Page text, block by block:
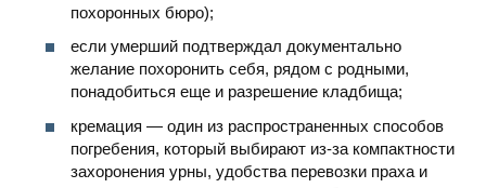
похоронных бюро);
если умерший подтверждал документально
желание похоронить себя, рядом с родными,
понадобиться еще и разрешение кладбища;
кремация — один из распространенных способов
погребения, который выбирают из-за компактности
захоронения урны, удобства перевозки праха и